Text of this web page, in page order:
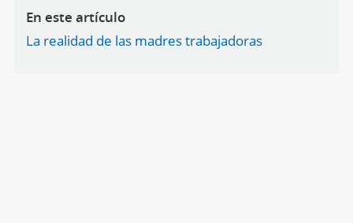
En este artículo
La realidad de las madres trabajadoras